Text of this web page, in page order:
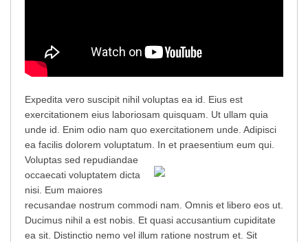
Expedita vero suscipit nihil voluptas ea id. Eius est
exercitationem eius laboriosam quisquam. Ut ullam quia
unde id. Enim odio nam quo exercitationem unde. Adipisci
ea facilis dolorem voluptatum. In et praesentium eum qui.
Voluptas sed repudiandae
occaecati voluptatem dicta
nisi. Eum maiores
recusandae nostrum commodi nam. Omnis et libero eos ut.
Ducimus nihil a est nobis. Et quasi accusantium cupiditate
ea sit. Distinctio nemo vel illum ratione nostrum et. Sit